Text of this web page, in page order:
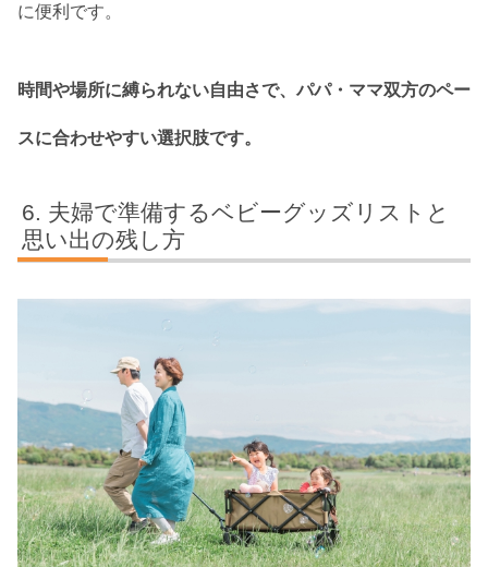
に便利です。
時間や場所に縛られない自由さで、パパ・ママ双方のペー
スに合わせやすい選択肢です。
夫婦で準備するベビーグッズリストと
思い出の残し方